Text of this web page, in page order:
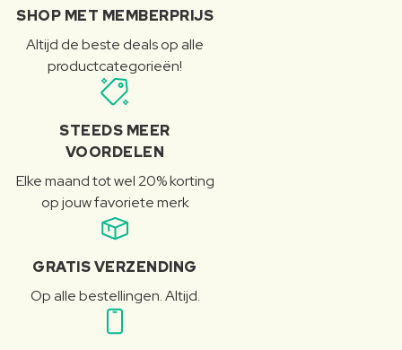
SHOP MET MEMBERPRIJS
Altijd de beste deals op alle
productcategorieën!
STEEDS MEER
VOORDELEN
Elke maand tot wel 20% korting
op jouw favoriete merk
GRATIS VERZENDING
Op alle bestellingen. Altijd.